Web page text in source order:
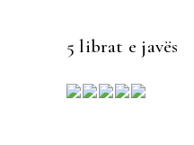
5 librat e javës